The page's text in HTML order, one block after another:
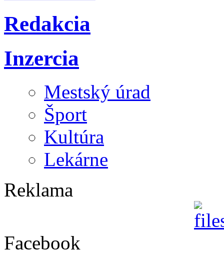
Redakcia
Inzercia
Mestský úrad
Šport
Kultúra
Lekárne
Reklama
Facebook